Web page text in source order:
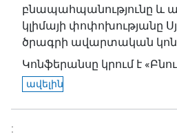
բնապահպանությունը և
կլիմայի փոփոխությանը
ծրագրի ավարտական
Կոնֆերանսը կրում է
ավելին